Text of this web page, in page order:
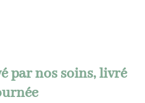
par nos soins, livré